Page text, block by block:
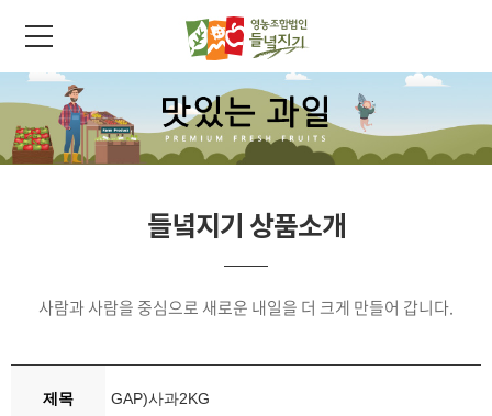
들녘지기 상품소개
사람과 사람을 중심으로 새로운 내일을 더 크게 만들어 갑니다.
제목 GAP)사과2KG